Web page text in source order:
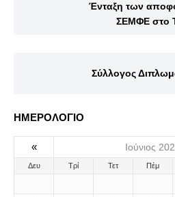
Ένταξη των
ΣΕΜΦΕ στο
Σύλλογος
ΗΜΕΡΟΛΟΓΙΟ
« Ιούνιος
Δευ Τρί Τετ Πέμ